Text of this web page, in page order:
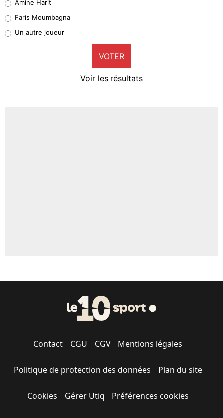
1%
9%
Amine Harit
Faris Moumbagna
Un autre joueur
VOTER
Voir les résultats
Contact CGU CGV Mentions légales
Politique de protection des données Plan du site
Cookies Gérer Utiq Préférences cookies